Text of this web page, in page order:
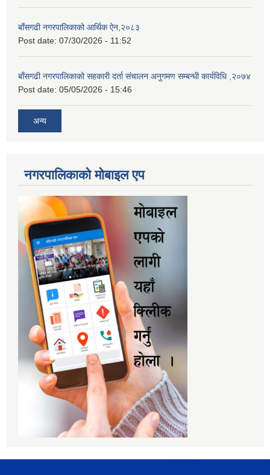
बाँसगढी नगरपालिकाको आर्थिक ऐन,२०८३
Post date: 07/30/2026 - 11:52
बाँसगढी नगरपालिकाको सहकारी दर्ता संचालन अनुगमण सम्बन्धी कार्यविधि ,२०७४
Post date: 05/05/2026 - 15:46
अन्य
नगरपालिकाकाे माेबाइल एप